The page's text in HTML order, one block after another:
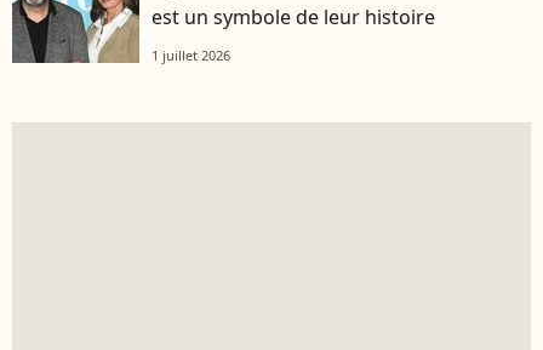
est un symbole de leur histoire
1 juillet 2026